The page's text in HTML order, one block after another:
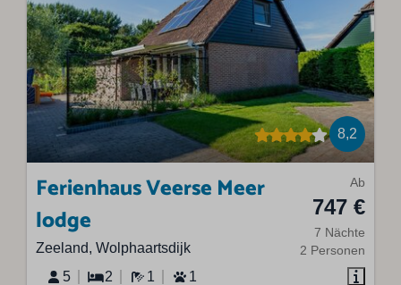
8,2
Ab
747 €
7 Nächte
2 Personen
Ferienhaus Veerse Meer
lodge
Zeeland, Wolphaartsdijk
5
2 1 1